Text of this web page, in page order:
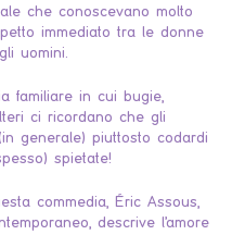
che conoscevano molto
immediato tra le donne
uomini.
familiare in cui bugie,
ci ricordano che gli
generale) piuttosto codardi
spietate!
commedia, Éric Assous,
descrive l'amore